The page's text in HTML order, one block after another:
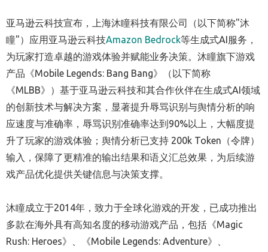
亚马逊云科技宣布，上海沐瞳科技有限公司（以下简称"沐
瞳"）应用亚马逊云科技Amazon Bedrock等生成式AI服务，
为玩家打造卓越的游戏体验并赋能业务决策。沐瞳旗下游戏
产品《Mobile Legends: Bang Bang》（以下简称
《MLBB》）基于亚马逊云科技和其合作伙伴在生成式AI领域
的创新技术与解决方案，显著提升辱骂识别与舆情分析的响
应速度与准确率，辱骂识别准确率达到90%以上，大幅度提
升了玩家的游戏体验；舆情分析已支持 200k Token（令牌）
输入，保障了更精准的输出结果和语义汇总效果，为后续游
戏产品优化提供关键信息与决策支撑。
沐瞳成立于2014年，致力于全球化游戏的开发，已成功推出
多款在海外具有高知名度的移动游戏产品，包括《Magic
Rush: Heroes》、《Mobile Legends: Adventure》、